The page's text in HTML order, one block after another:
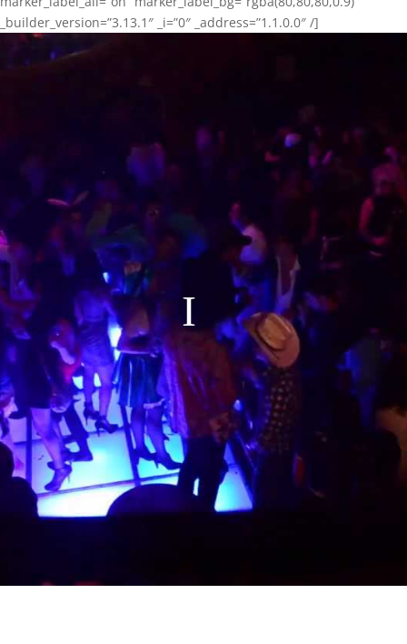
_builder_version=”3.13.1″ _i=”0″ _address=”1.1.0.0″ /]